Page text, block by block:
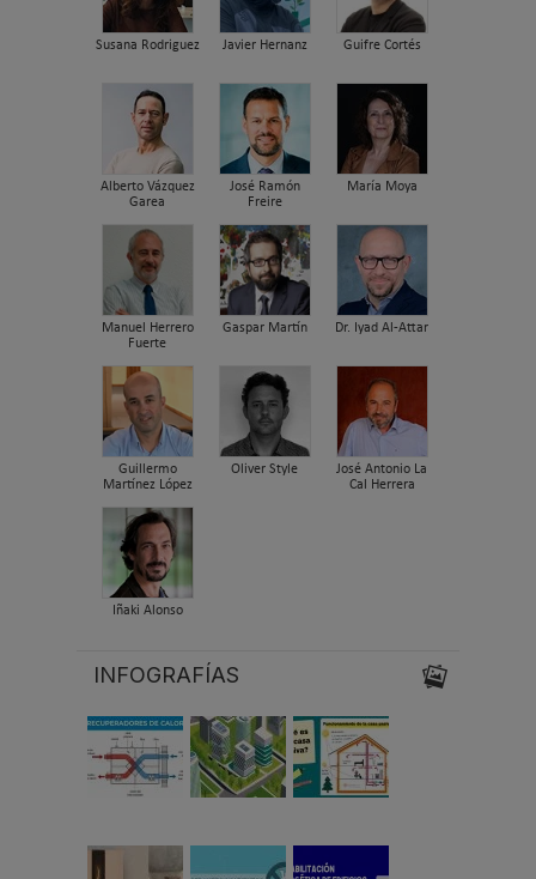
Susana Rodriguez Javier Hernanz Guifre Cortés
Alberto Vázquez
Garea
José Ramón
Freire
María Moya
Manuel Herrero
Fuerte
Gaspar Martín Dr. Iyad Al-Attar
Guillermo
Martínez López
Oliver Style
José Antonio La
Cal Herrera
Iñaki Alonso
INFOGRAFÍAS